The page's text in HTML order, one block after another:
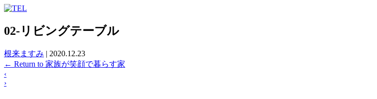
02-リビングテーブル
根来ますみ | 2020.12.23
← Return to 家族が笑顔で暮らす家
‹
›